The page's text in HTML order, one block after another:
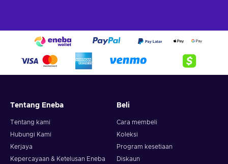
Tentang Eneba
Tentang kami
Hubungi Kami
Kerjaya
Kepercayaan & Ketelusan Eneba
Beli
Cara membeli
Koleksi
Program kesetiaan
Diskaun